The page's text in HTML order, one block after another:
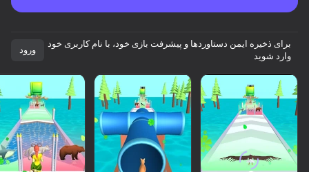
برای ذخیره ایمن دستاوردها و پیشرفت بازی خود، با نام کاربری خود
وارد شوید
ورود